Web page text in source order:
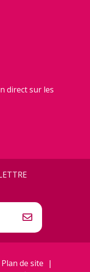
direct sur les
Plan de site